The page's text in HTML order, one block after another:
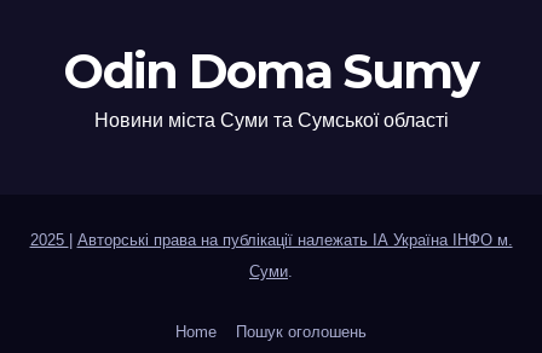
Odin Doma Sumy
Новини міста Суми та Сумської області
2025
Авторські права на публікації належать ІА Україна ІНФО м.
Суми
Home Пошук оголошень